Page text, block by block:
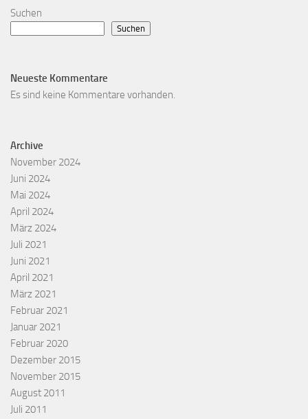
Suchen
Suchen
Neueste Kommentare
Es sind keine Kommentare vorhanden.
Archive
November 2024
Juni 2024
Mai 2024
April 2024
März 2024
Juli 2021
Juni 2021
April 2021
März 2021
Februar 2021
Januar 2021
Februar 2020
Dezember 2015
November 2015
August 2011
Juli 2011